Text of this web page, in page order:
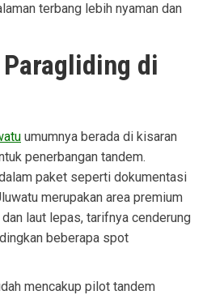
terbang lebih nyaman dan
di
umumnya berada di kisaran
penerbangan tandem.
paket seperti dokumentasi
merupakan area premium
laut lepas, tarifnya cenderung
beberapa spot
mencakup pilot tandem